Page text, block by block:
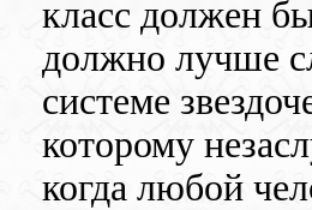
класс должен
должно лучше
системе
которому
когда любой